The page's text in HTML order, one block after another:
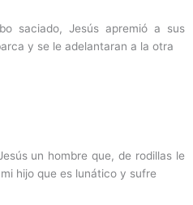
saciado, Jesús apremió a sus
y se le adelantaran a la otra
un hombre que, de rodillas le
hijo que es lunático y sufre